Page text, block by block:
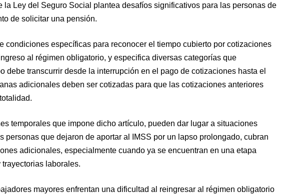
la Ley del Seguro Social plantea desafíos significativos para las personas de
de solicitar una pensión.
condiciones específicas para reconocer el tiempo cubierto por cotizaciones
al régimen obligatorio, y especifica diversas categorías que
debe transcurrir desde la interrupción en el pago de cotizaciones hasta el
adicionales deben ser cotizadas para que las cotizaciones anteriores
temporales que impone dicho artículo, pueden dar lugar a situaciones
personas que dejaron de aportar al IMSS por un lapso prolongado, cubran
adicionales, especialmente cuando ya se encuentran en una etapa
laborales.
mayores enfrentan una dificultad al reingresar al régimen obligatorio